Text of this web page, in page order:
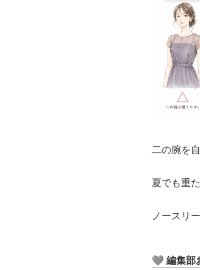
二の腕を
夏でも重
ノースリ
🩶 編集部